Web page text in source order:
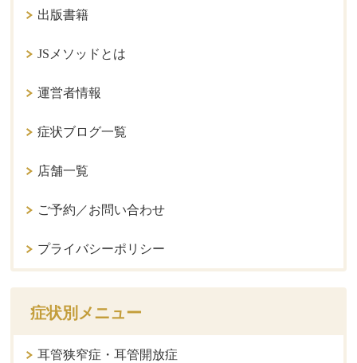
出版書籍
JSメソッドとは
運営者情報
症状ブログ一覧
店舗一覧
ご予約／お問い合わせ
プライバシーポリシー
症状別メニュー
耳管狭窄症・耳管開放症